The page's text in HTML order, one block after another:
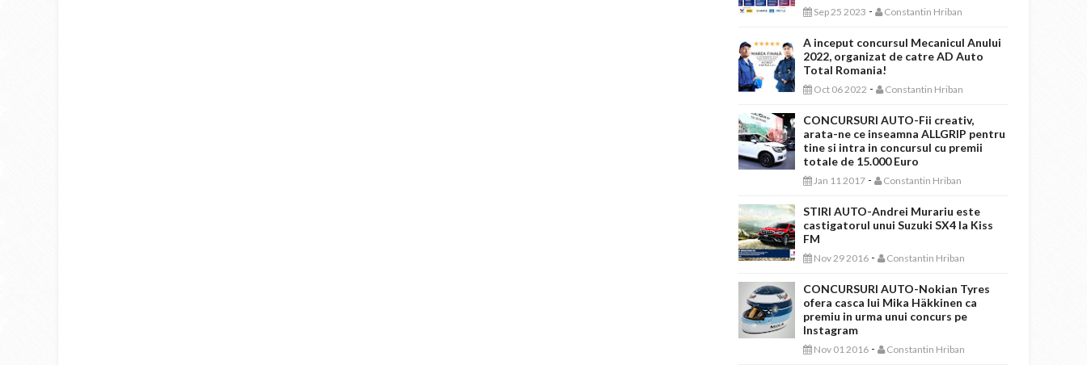
Sep 25 2023 - Constantin Hriban
A inceput concursul Mecanicul Anului
2022, organizat de catre AD Auto
Total Romania!
Oct 06 2022 - Constantin Hriban
CONCURSURI AUTO-Fii creativ,
arata-ne ce inseamna ALLGRIP pentru
tine si intra in concursul cu premii
totale de 15.000 Euro
Jan 11 2017 - Constantin Hriban
STIRI AUTO-Andrei Murariu este
castigatorul unui Suzuki SX4 la Kiss
FM
Nov 29 2016 - Constantin Hriban
CONCURSURI AUTO-Nokian Tyres
ofera casca lui Mika Häkkinen ca
premiu in urma unui concurs pe
Instagram
Nov 01 2016 - Constantin Hriban